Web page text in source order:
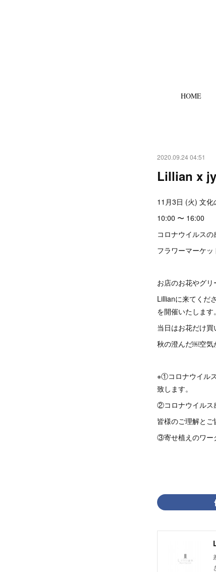
HOME
2020.09.24 04:51
Lillian x
11月3日 (火) 文化
10:00 〜 16:00
コロナウイルス
フラワーマーケッ
お店のお花やグリ
Lillianに来てくだ
を開催いたします。
当日はお花だけ
秋の澄んだ￼空気
※①コロナウイル
致します。
②コロナウイルス
皆様のご理解とご
③寄せ植えのワー